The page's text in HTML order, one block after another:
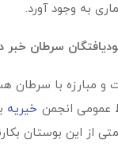
به وجود آورد.
سرطان خبر
و مبارزه با
‌عمومی انجمن خیریه
را برای دقایقی به این فکر می‌اندازد که می‌توان سرطان را